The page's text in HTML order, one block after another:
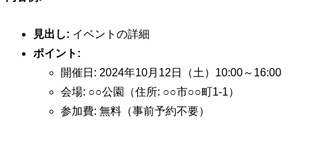
見出し: イベントの詳細
ポイント:
開催日: 2024年10月12日（土）10:00～16:00
会場: ○○公園（住所: ○○市○○町1-1）
参加費: 無料（事前予約不要）